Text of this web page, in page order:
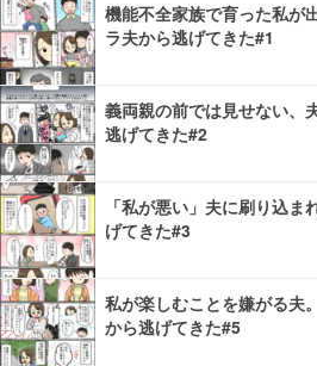
機能不全家族で育った私が
ラ夫から逃げてきた#1
義両親の前では見せない、
逃げてきた#2
「私が悪い」夫に刷り込
げてきた#3
私が楽しむことを嫌がる
から逃げてきた#5